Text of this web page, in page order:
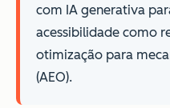
com IA generativa
acessibilidade como
otimização para
(AEO).